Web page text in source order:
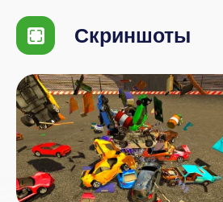
Скриншоты